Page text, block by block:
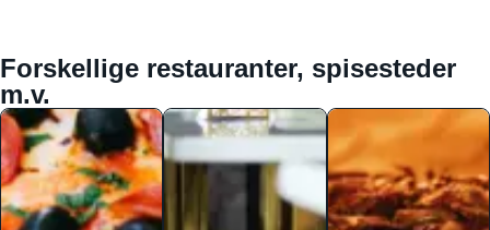
Forskellige restauranter, spisesteder
m.v.